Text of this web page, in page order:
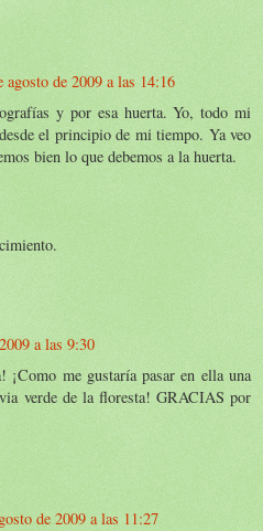
agosto de 2009 a las 14:16
y por esa huerta. Yo, todo mi
el principio de mi tiempo. Ya veo
bien lo que debemos a la huerta.
a las 9:30
¡Como me gustaría pasar en ella una
verde de la floresta! GRACIAS por
de 2009 a las 11:27